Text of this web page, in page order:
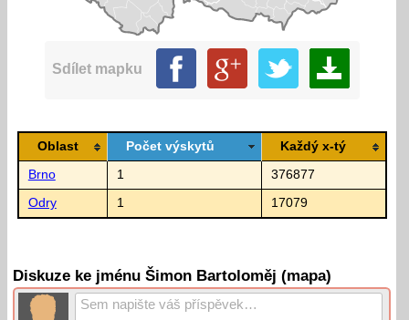
Sdílet mapku
Oblast Počet výskytů Každý x-tý
Brno 1 376877
Odry 1 17079
Diskuze ke jménu Šimon Bartoloměj (mapa)